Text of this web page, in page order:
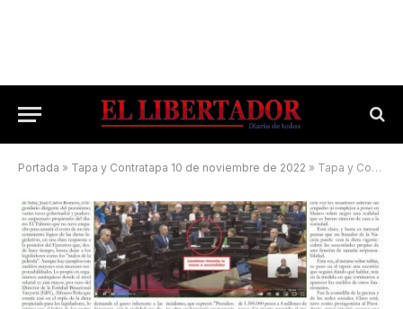
Portada » Tapa y Contratapa 10 de noviembre de 2022 » Tapa y Contratapa 19 de abril de 2024